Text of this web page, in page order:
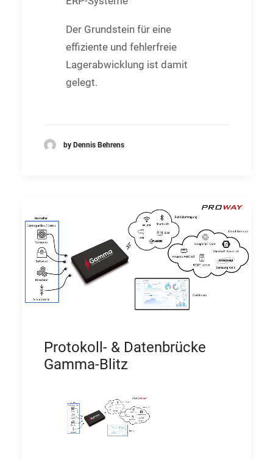
Der Grundstein für eine
effiziente und fehlerfreie
Lagerabwicklung ist damit
gelegt.
by Dennis Behrens
Protokoll- & Datenbrücke
Gamma-Blitz